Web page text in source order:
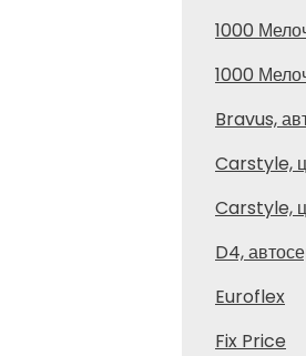
1000
1000
Bravus,
Carstyle,
Carstyle,
D4,
Euroflex
Fix Price